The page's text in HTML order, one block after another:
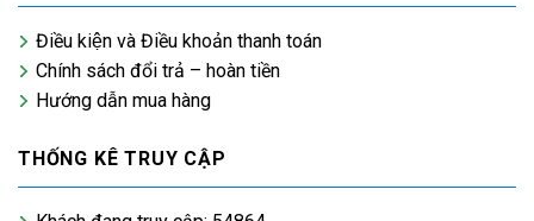
Điều kiện và Điều khoản thanh toán
Chính sách đổi trả – hoàn tiền
Hướng dẫn mua hàng
THỐNG KÊ TRUY CẬP